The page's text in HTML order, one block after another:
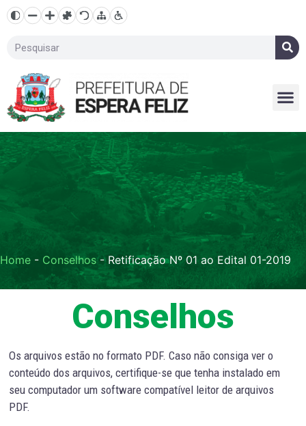
Home - Conselhos- Retificação Nº 01 ao Edital 01-2019
Conselhos
Os arquivos estão no formato PDF. Caso não consiga ver o
conteúdo dos arquivos, certifique-se que tenha instalado em
seu computador um software compatível leitor de arquivos
PDF.